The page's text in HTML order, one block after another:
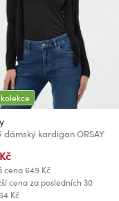
dámský kardigan ORSAY
cena649 Kč
cena za posledních 30
Kč